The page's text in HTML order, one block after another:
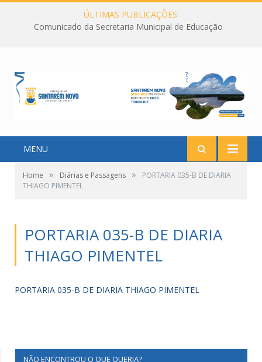
ÚLTIMAS PUBLICAÇÕES:
Comunicado da Secretaria Municipal de Educação
MENU
Home » Diárias e Passagens »
PORTARIA 035-B DE DIARIA
THIAGO PIMENTEL
PORTARIA 035-B DE DIARIA
THIAGO PIMENTEL
PORTARIA 035-B DE DIARIA THIAGO PIMENTEL
NÃO ENCONTROU O QUE QUERIA?